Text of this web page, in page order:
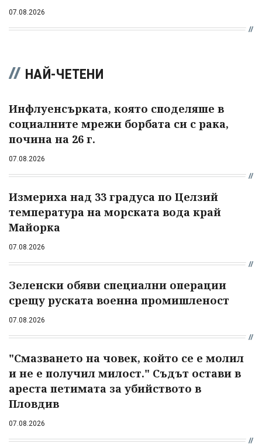
07.08.2026
НАЙ-ЧЕТЕНИ
Инфлуенсърката, която споделяше в
социалните мрежи борбата си с рака,
почина на 26 г.
07.08.2026
Измериха над 33 градуса по Целзий
температура на морската вода край
Майорка
07.08.2026
Зеленски обяви специални операции
срещу руската военна промишленост
07.08.2026
"Смазването на човек, който се е молил
и не е получил милост." Съдът остави в
ареста петимата за убийството в
Пловдив
07.08.2026